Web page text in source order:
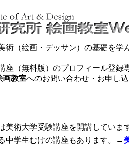
術（絵画・デッサン）の基礎を
座（無料版）のプロフィール登録
画教室へのお問い合わせ・お申し
美術大学受験講座を開講していま
中学生むけの講座もあります。→